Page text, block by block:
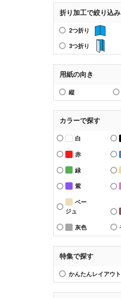
折り加工で絞り込み
2つ折り
3つ折り
用紙の向き
縦
カラーで探す
白
赤
緑
紫
ベー
ジュ
灰色
特集で探す
かんたんレイアウト